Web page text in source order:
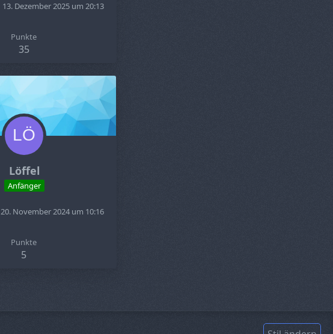
13. Dezember 2025 um 20:13
Punkte
35
Löffel
Anfänger
20. November 2024 um 10:16
Punkte
5